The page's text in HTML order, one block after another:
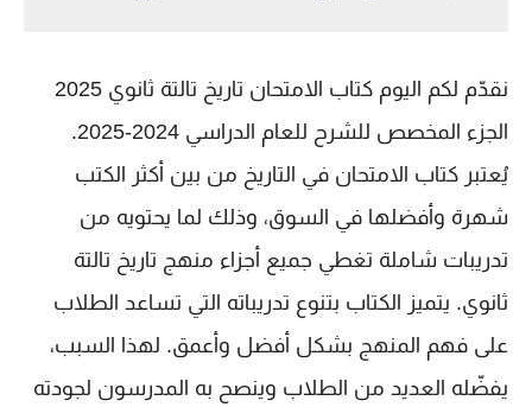
نقدّم لكم اليوم كتاب الامتحان تاريخ تالتة ثانوي 2025
الجزء المخصص للشرح للعام الدراسي 2024-2025.
يُعتبر كتاب الامتحان في التاريخ من بين أكثر الكتب
شهرة وأفضلها في السوق، وذلك لما يحتويه من
تدريبات شاملة تغطي جميع أجزاء منهج تاريخ تالتة
ثانوي. يتميز الكتاب بتنوع تدريباته التي تساعد الطلاب
على فهم المنهج بشكل أفضل وأعمق. لهذا السبب،
يفضّله العديد من الطلاب وينصح به المدرسون لجودته